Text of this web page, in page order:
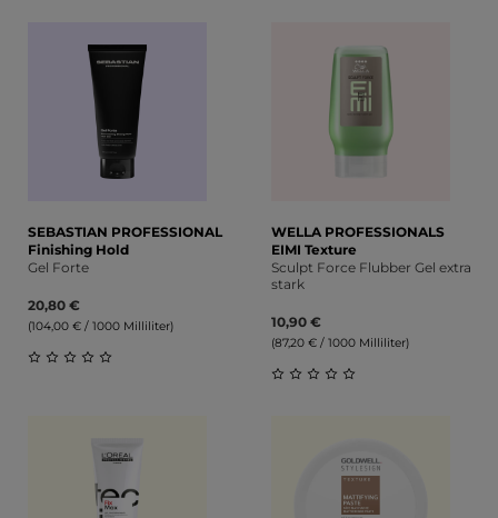
SEBASTIAN PROFESSIONAL
Finishing Hold
Gel Forte
20,80 €
(104,00 € / 1000 Milliliter)
WELLA PROFESSIONALS
EIMI Texture
Sculpt Force Flubber Gel extra
stark
10,90 €
(87,20 € / 1000 Milliliter)